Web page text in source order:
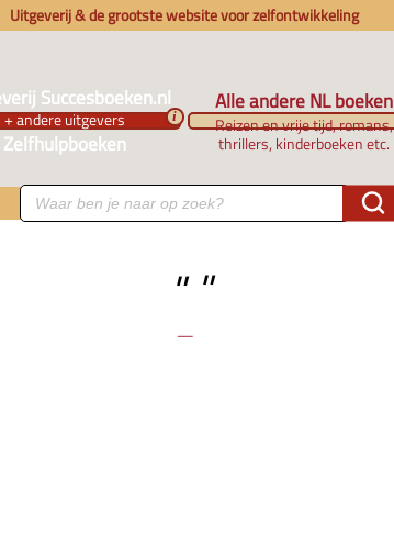
Uitgeverij & de grootste website voor zelfontwikkeling
Succesboeken.nl
+ andere uitgevers
Zelfhulpboeken
i
Alle andere NL boeken
Reizen en vrije tijd, romans,
thrillers, kinderboeken etc.